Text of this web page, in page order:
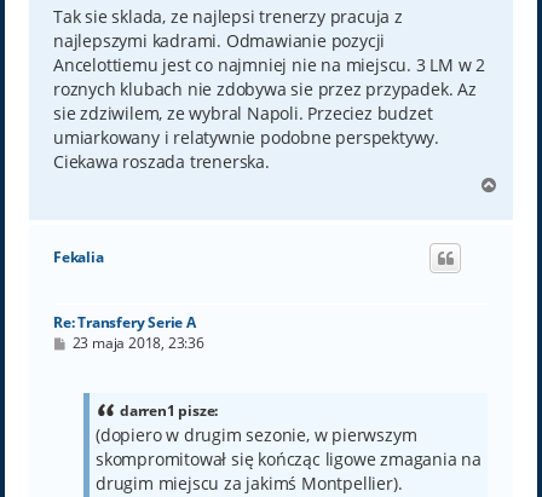
t
Tak sie sklada, ze najlepsi trenerzy pracuja z
najlepszymi kadrami. Odmawianie pozycji
Ancelottiemu jest co najmniej nie na miejscu. 3 LM w 2
roznych klubach nie zdobywa sie przez przypadek. Az
sie zdziwilem, ze wybral Napoli. Przeciez budzet
umiarkowany i relatywnie podobne perspektywy.
Ciekawa roszada trenerska.
g
Fekalia
Re: Transfery Serie A
P23 maja 2018, 23:36
darren1 pisze:
(dopiero w drugim sezonie, w pierwszym
skompromitował się kończąc ligowe zmagania na
drugim miejscu za jakimś Montpellier).